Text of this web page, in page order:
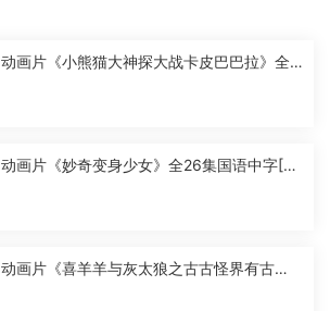
动画片《小熊猫大神探大战卡皮巴巴拉》全2
动画片《妙奇变身少女》全26集国语中字[10
动画片《喜羊羊与灰太狼之古古怪界有古